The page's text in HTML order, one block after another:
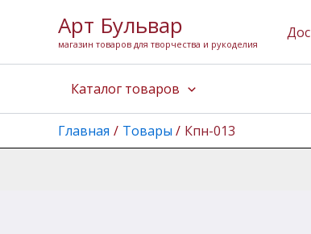
содержимому
Арт Бульвар
магазин товаров для творчества и рукоделия
Каталог товаров
Главная Товары Кпн-013